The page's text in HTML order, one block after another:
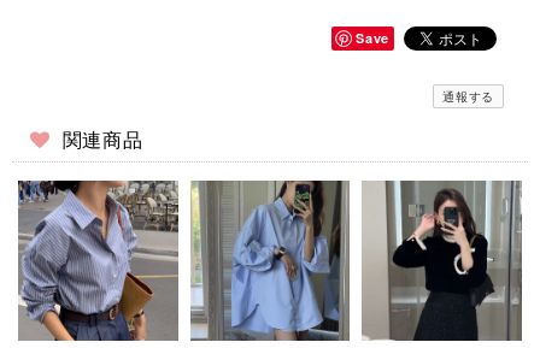
Save
通報する
関連商品